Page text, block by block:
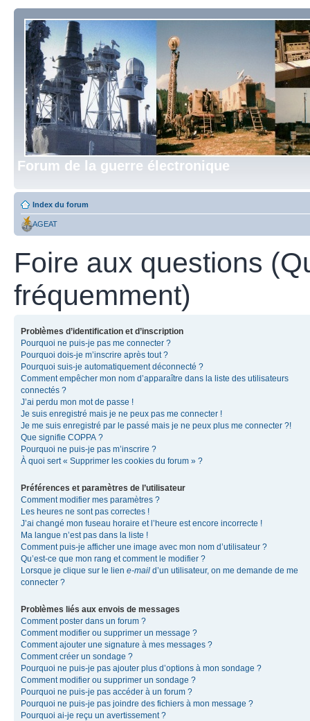
Forum de la guerre électronique
Index du forum
AGEAT
Foire aux questions
fréquemment)
Problèmes d’identification et d’inscription
Pourquoi ne puis-je pas me connecter ?
Pourquoi dois-je m’inscrire après tout ?
Pourquoi suis-je automatiquement déconnecté ?
Comment empêcher mon nom d’apparaître dans la liste des utilisateurs
connectés ?
J’ai perdu mon mot de passe !
Je suis enregistré mais je ne peux pas me connecter !
Je me suis enregistré par le passé mais je ne peux plus me connecter ?!
Que signifie COPPA ?
Pourquoi ne puis-je pas m’inscrire ?
À quoi sert « Supprimer les cookies du forum » ?
Préférences et paramètres de l’utilisateur
Comment modifier mes paramètres ?
Les heures ne sont pas correctes !
J’ai changé mon fuseau horaire et l’heure est encore incorrecte !
Ma langue n’est pas dans la liste !
Comment puis-je afficher une image avec mon nom d’utilisateur ?
Qu’est-ce que mon rang et comment le modifier ?
Lorsque je clique sur le lien e-mail d’un utilisateur, on me demande de me
connecter ?
Problèmes liés aux envois de messages
Comment poster dans un forum ?
Comment modifier ou supprimer un message ?
Comment ajouter une signature à mes messages ?
Comment créer un sondage ?
Pourquoi ne puis-je pas ajouter plus d’options à mon sondage ?
Comment modifier ou supprimer un sondage ?
Pourquoi ne puis-je pas accéder à un forum ?
Pourquoi ne puis-je pas joindre des fichiers à mon message ?
Pourquoi ai-je reçu un avertissement ?